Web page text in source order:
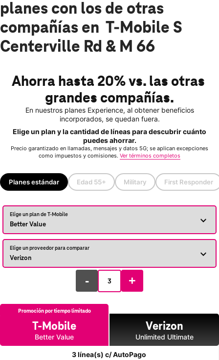
planes con los de otras
compañías en T-Mobile S
Centerville Rd & M 66